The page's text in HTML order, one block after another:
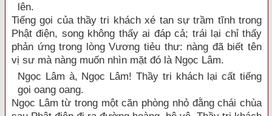
lên.
Tiếng gọi của thầy tri khách xé tan sự trầm tĩnh trong
Phật điện, song không thấy ai đáp cả; trái lại chỉ thấy
phản ứng trong lòng Vương tiẻu thư: nàng đã biết tên
vị sư mà nàng muốn nhìn mặt đó là Ngọc Lâm.
Ngọc Lâm à, Ngọc Lâm! Thầy tri khách lại cất tiếng
gọi oang oang.
Ngọc Lâm từ trong một căn phòng nhỏ đằng chái chùa